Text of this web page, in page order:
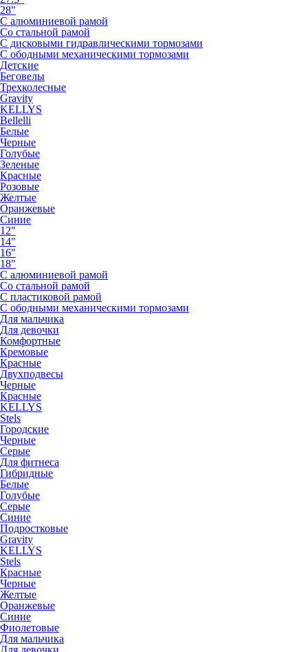
28"
С алюминиевой рамой
Со стальной рамой
С дисковыми гидравлическими тормозами
С ободными механическими тормозами
Детские
Беговелы
Трехколесные
Gravity
KELLYS
Bellelli
Белые
Черные
Голубые
Зеленые
Красные
Розовые
Желтые
Оранжевые
Синие
12"
14"
16"
18"
С алюминиевой рамой
Со стальной рамой
С пластиковой рамой
С ободными механическими тормозами
Для мальчика
Для девочки
Комфортные
Кремовые
Красные
Двухподвесы
Черные
Красные
KELLYS
Stels
Городские
Черные
Серые
Для фитнеса
Гибридные
Белые
Голубые
Серые
Синие
Подростковые
Gravity
KELLYS
Stels
Красные
Черные
Желтые
Оранжевые
Синие
Фиолетовые
Для мальчика
Для девочки